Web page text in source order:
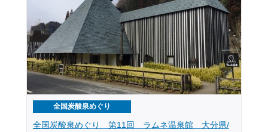
全国炭酸泉めぐり
全国炭酸泉めぐり 第11回 ラムネ温泉館 大分県/